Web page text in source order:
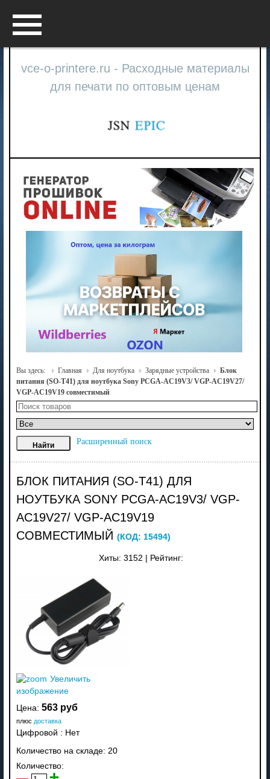
vce-o-printere.ru - Расходные материалы
для печати по оптовым ценам
Вы здесь: Главная Для ноутбука Зарядные устройства
Блок
питания (SO-T41) для ноутбука Sony PCGA-AC19V3/ VGP-AC19V27/
VGP-AC19V19 совместимый
Расширенный поиск
БЛОК ПИТАНИЯ (SO-T41) ДЛЯ
НОУТБУКА SONY PCGA-AC19V3/ VGP-
AC19V27/ VGP-AC19V19
СОВМЕСТИМЫЙ (КОД: 15494)
Хиты: 3152 Рейтинг:
Увеличить
изображение
Цена: 563 руб
плюс доставка
Цифровой : Нет
Количество на складе: 20
Количество: